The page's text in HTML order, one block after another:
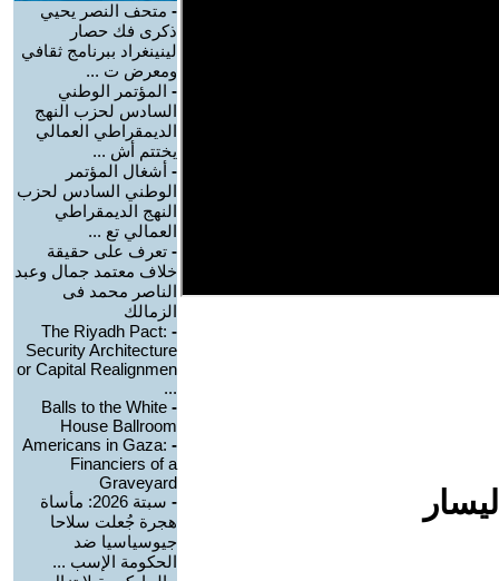
- متحف النصر يحيي
ذكرى فك حصار
لينينغراد ببرنامج ثقافي
ومعرض ت ...
- المؤتمر الوطني
السادس لحزب النهج
الديمقراطي العمالي
يختتم أش ...
- أشغال المؤتمر
الوطني السادس لحزب
النهج الديمقراطي
العمالي تع ...
- تعرف على حقيقة
خلاف معتمد جمال وعبد
الناصر محمد فى
الزمالك
-
The Riyadh Pact:
Security Architecture
or Capital Realignmen
...
-
Balls to the White
House Ballroom
-
Americans in Gaza:
Financiers of a
Graveyard
-
سبتة 2026: مأساة
هجرة جُعلت سلاحا
جيوسياسيا ضد
الحكومة الإسب ...